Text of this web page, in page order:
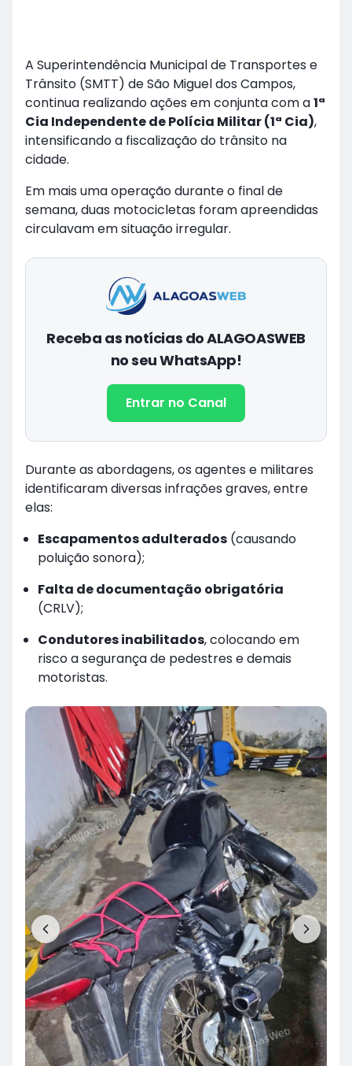
A Superintendência Municipal de Transportes e
Trânsito (SMTT) de São Miguel dos Campos,
continua realizando ações em conjunta com a1ª
Cia Independente de Polícia Militar (1ª Cia),
intensificando a fiscalização do trânsito na
cidade.
Em mais uma operação durante o final de
semana, duas motocicletas foram apreendidas
circulavam em situação irregular.
Receba as notícias do ALAGOASWEB
no seu WhatsApp!
Entrar no Canal
Durante as abordagens, os agentes e militares
identificaram diversas infrações graves, entre
elas:
Escapamentos adulterados (causando
poluição sonora);
Falta de documentação obrigatória
(CRLV);
Condutores inabilitados, colocando em
risco a segurança de pedestres e demais
motoristas.